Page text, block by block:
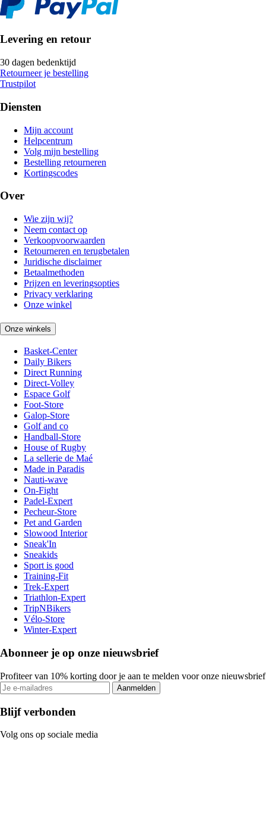
Levering en retour
30 dagen bedenktijd
Retourneer je bestelling
Trustpilot
Diensten
Mijn account
Helpcentrum
Volg mijn bestelling
Bestelling retourneren
Kortingscodes
Over
Wie zijn wij?
Neem contact op
Verkoopvoorwaarden
Retourneren en terugbetalen
Juridische disclaimer
Betaalmethoden
Prijzen en leveringsopties
Privacy verklaring
Onze winkel
Onze winkels
Basket-Center
Daily Bikers
Direct Running
Direct-Volley
Espace Golf
Foot-Store
Galop-Store
Golf and co
Handball-Store
House of Rugby
La sellerie de Maé
Made in Paradis
Nauti-wave
On-Fight
Padel-Expert
Pecheur-Store
Pet and Garden
Slowood Interior
Sneak'In
Sneakids
Sport is good
Training-Fit
Trek-Expert
Triathlon-Expert
TripNBikers
Vélo-Store
Winter-Expert
Abonneer je op onze nieuwsbrief
Profiteer van 10% korting door je aan te melden voor onze nieuwsbrief
Aanmelden
Blijf verbonden
Volg ons op sociale media